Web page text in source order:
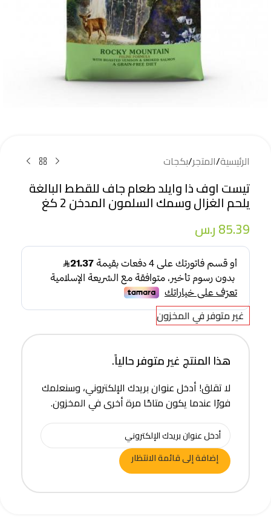
الرئيسية/المتجر/بكجات
تيست اوف ذا وايلد طعام جاف للقطط البالغة
يلحم الغزال وسمك السلمون المدخن 2 كغ
85.39ر.س
غير متوفر في المخزون
هذا المنتج غير متوفر حالياً.
لا تقلق! أدخل عنوان بريدك الإلكتروني، وسنعلمك
فورًا عندما يكون متاحًا مرة أخرى في المخزون.
إضافة إلى قائمة الانتظار